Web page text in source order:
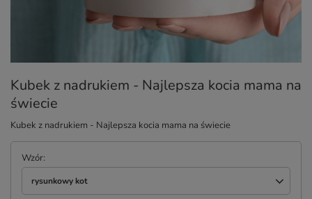
Kubek z nadrukiem - Najlepsza kocia mama na
świecie
Kubek z nadrukiem - Najlepsza kocia mama na świecie
Wzór
rysunkowy kot